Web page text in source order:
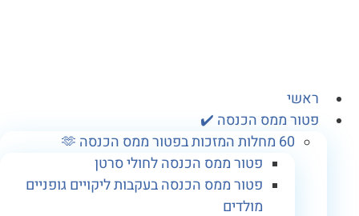
ממס הכנסה ✔️
פטור ממס הכנסה לחולי סרטן
פטור ממס הכנסה בעקבות ליקויים גופניים